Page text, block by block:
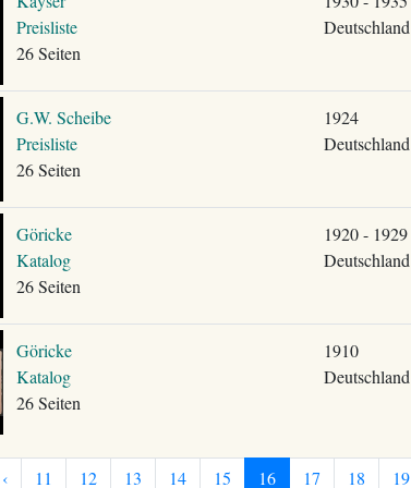
Preisliste
26 Seiten
Deutschland
G.W. Scheibe
Preisliste
26 Seiten
1924
Deutschland
Göricke
Katalog
26 Seiten
1920 - 1929
Deutschland
Göricke
Katalog
26 Seiten
1910
Deutschland
‹ 11 12 13 14 15 16 17 18 19